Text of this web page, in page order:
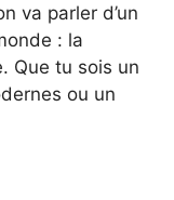
va parler d’un
: la
Que tu sois un
ou un